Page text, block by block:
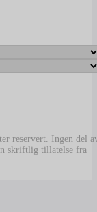
reservert. Ingen del
skriftlig tillatelse fra